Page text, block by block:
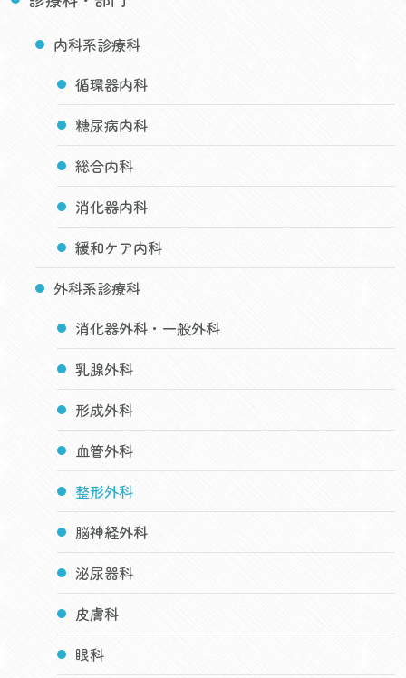
内科系診療科
循環器内科
糖尿病内科
総合内科
消化器内科
緩和ケア内科
外科系診療科
消化器外科・一般外科
乳腺外科
形成外科
血管外科
整形外科
脳神経外科
泌尿器科
皮膚科
眼科